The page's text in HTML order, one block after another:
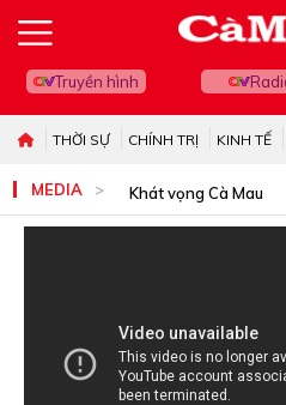
Truyền hình
THỜI SỰ CHÍNH TRỊ KINH TẾ
MEDIA Khát vọng Cà Mau